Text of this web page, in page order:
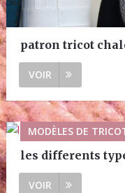
patron tricot
VOIR
MODÈLES DE
les differents
VOIR